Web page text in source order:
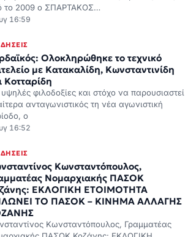
Ολοκληρώθηκε το τεχνικό
Κοτταρίδη
φιλοδοξίες και στόχο να παρουσιαστεί
ανταγωνιστικός τη νέα αγωνιστική
ο
16:52
Κωνσταντόπουλος,
ΕΚΛΟΓΙΚΗ ΕΤΟΙΜΟΤΗΤΑ
ΤΟ ΠΑΣΟΚ – ΚΙΝΗΜΑ ΑΛΛΑΓΗΣ
Κωνσταντόπουλος, Γραμματέας
ΠΑΣΟΚ Κοζάνης: ΕΚΛΟΓΙΚΗ
ΔΗΛΩΝΕΙ ΤΟ ΠΑΣΟΚ – ΚΙΝΗΜΑ
ΚΟΖΑΝΗΣ ΔΕΙΤΕ ΣΧΕΤΙΚΟ
ΕΔΩ